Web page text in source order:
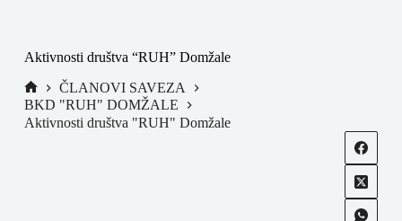
Aktivnosti društva “RUH” Domžale
ČLANOVI SAVEZA
BKD "RUH" DOMŽALE
Aktivnosti društva "RUH" Domžale